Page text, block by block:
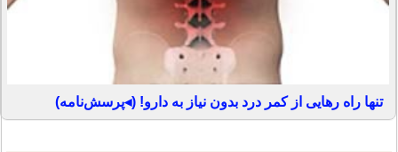
تنها راه رهایی از کمر درد بدون نیاز به دارو! (◂پرسش‌نامه)